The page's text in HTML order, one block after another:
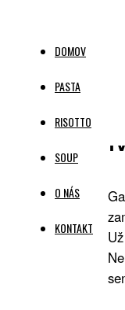
DOMOV
PASTA
RISOTTO
SOUP
O NÁS
KONTAKT